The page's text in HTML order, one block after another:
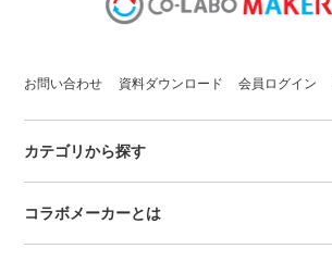
お問い合わせ 資料ダウンロード 会員ログイン
カテゴリから探す
コラボメーカーとは